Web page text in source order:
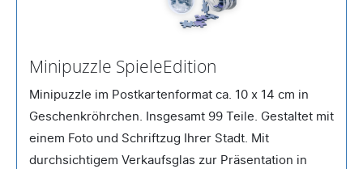
Minipuzzle SpieleEdition
Minipuzzle im Postkartenformat ca. 10 x 14 cm in
Geschenkröhrchen. Insgesamt 99 Teile. Gestaltet mit
einem Foto und Schriftzug Ihrer Stadt. Mit
durchsichtigem Verkaufsglas zur Präsentation in